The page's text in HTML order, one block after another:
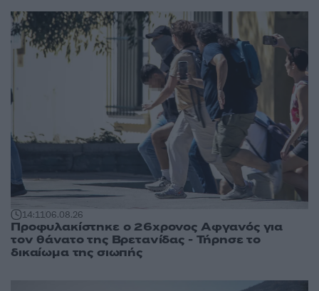
14:1106.08.26
Προφυλακίστηκε ο 26χρονος Αφγανός για
τον θάνατο της Βρετανίδας - Τήρησε το
δικαίωμα της σιωπής